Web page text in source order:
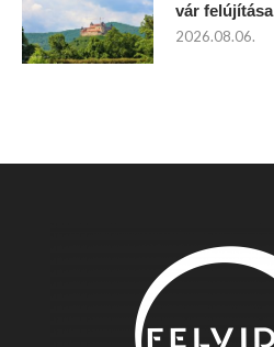
vár felújítása
2026.08.06.